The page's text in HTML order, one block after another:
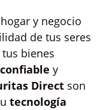
y negocio
de tus seres
bienes
y
Direct son
tecnología